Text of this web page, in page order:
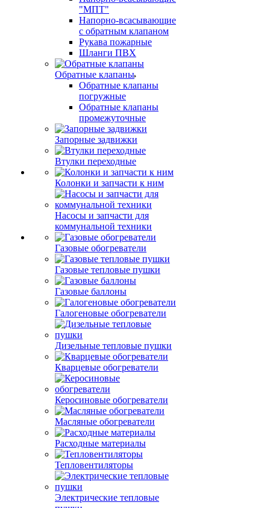
"МПТ"
Напорно-всасывающие
с обратным клапаном
Рукава пожарные
Шланги ПВХ
Обратные клапаны
Обратные клапаны
погружные
Обратные клапаны
промежуточные
Запорные задвижки
Втулки переходные
Колонки и запчасти к ним
Насосы и запчасти для
коммунальной техники
Газовые обогреватели
Газовые тепловые пушки
Газовые баллоны
Галогеновые обогреватели
Дизельные тепловые пушки
Кварцевые обогреватели
Керосиновые обогреватели
Масляные обогреватели
Расходные материалы
Тепловентиляторы
Электрические тепловые